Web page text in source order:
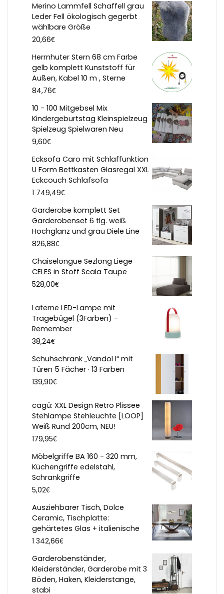
Merino Lammfell Schaffell grau
Leder Fell ökologisch gegerbt
wählbare Größe
20,66€
Herrnhuter Stern 68 cm Farbe
gelb komplett Kunststoff für
Außen, Kabel 10 m , Sterne
84,76€
10 - 100 Mitgebsel Mix
Kindergeburtstag Kleinspielzeug
Spielzeug Spielwaren Neu
9,60€
Ecksofa Caro mit Schlaffunktion
U Form Bettkasten Glasregal XXL
Eckcouch Schlafsofa
1 749,49€
Garderobe komplett Set
Garderobenset 6 tlg. weiß
Hochglanz und grau Diele Line
826,88€
Chaiselongue Sezlong Liege
CELES in Stoff Scala Taupe
528,00€
Laterne LED-Lampe mit
Tragebügel (3Farben) -
Remember
38,24€
Schuhschrank „Vandol l“ mit
Türen 5 Fächer · 13 Farben
139,90€
cagü: XXL Design Retro Plissee
Stehlampe Stehleuchte [LOOP]
Weiß Rund 200cm, NEU!
179,95€
Möbelgriffe BA 160 - 320 mm,
Küchengriffe edelstahl,
Schrankgriffe
5,02€
Ausziehbarer Tisch, Dolce
Ceramic, Tischplatte:
gehärtetes Glas + italienische
1 342,66€
Garderobenständer,
Kleiderständer, Garderobe mit 3
Böden, Haken, Kleiderstange,
stabi